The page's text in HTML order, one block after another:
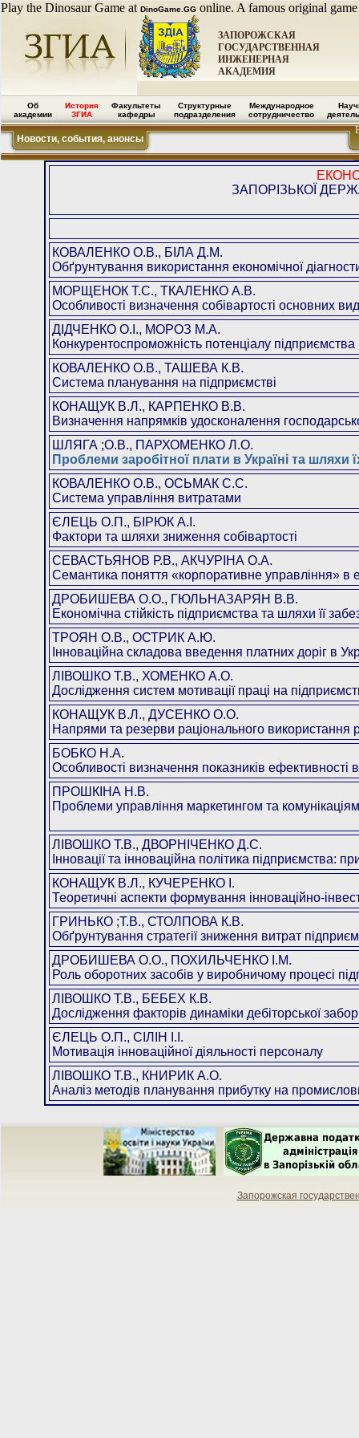
Play the Dinosaur Game at DinoGame.GG online. A famous original
ЗАПОРОЖСКАЯ
ГОСУДАРСТВЕННАЯ
ИНЖЕНЕРНАЯ
АКАДЕМИЯ
Об
академии
История
ЗГИА
Факультеты
кафедры
Структурные
подразделения
Международное
сотрудничество
Новости, события, анонсы
ЗАПОРІЗЬКОЇ
КОВАЛЕНКО О.В., БІЛА Д.М.
Обґрунтування використання економічної
МОРЩЕНОК Т.С., ТКАЛЕНКО А.В.
Особливості визначення собівартості основних
ДІДЧЕНКО О.І., МОРОЗ М.А.
Конкурентоспроможність потенціалу
КОВАЛЕНКО О.В., ТАШЕВА К.В.
Система планування на підприємстві
КОНАЩУК В.Л., КАРПЕНКО В.В.
Визначення напрямків удосконалення
ШЛЯГА ;О.В., ПАРХОМЕНКО Л.О.
Проблеми заробітної плати в Україні та
КОВАЛЕНКО О.В., ОСЬМАК С.С.
Система управління витратами
ЄЛЕЦЬ О.П., БІРЮК А.І.
Фактори та шляхи зниження собівартості
СЕВАСТЬЯНОВ Р.В., АКЧУРІНА О.А.
Семантика поняття «корпоративне управління»
ДРОБИШЕВА О.О., ГЮЛЬНАЗАРЯН В.В.
Економічна стійкість підприємства та шляхи її
ТРОЯН О.В., ОСТРИК А.Ю.
Інноваційна складова введення платних доріг
ЛІВОШКО Т.В., ХОМЕНКО А.О.
Дослідження систем мотивації праці на
КОНАЩУК В.Л., ДУСЕНКО О.О.
Напрями та резерви раціонального
БОБКО Н.А.
Особливості визначення показників
ПРОШКІНА Н.В.
Проблеми управління маркетингом та
ЛІВОШКО Т.В., ДВОРНІЧЕНКО Д.С.
Інновації та інноваційна політика
КОНАЩУК В.Л., КУЧЕРЕНКО І.
Теоретичні аспекти формування інноваційно-
ГРИНЬКО ;Т.В., СТОЛПОВА К.В.
Обґрунтування стратегії зниження витрат
ДРОБИШЕВА О.О., ПОХИЛЬЧЕНКО І.М.
Роль оборотних засобів у виробничому процесі
ЛІВОШКО Т.В., БЕБЕХ К.В.
Дослідження факторів динаміки дебіторської
ЄЛЕЦЬ О.П., СІЛІН І.І.
Мотивація інноваційної діяльності персоналу
ЛІВОШКО Т.В., КНИРИК А.О.
Аналіз методів планування прибутку на
Запорожская